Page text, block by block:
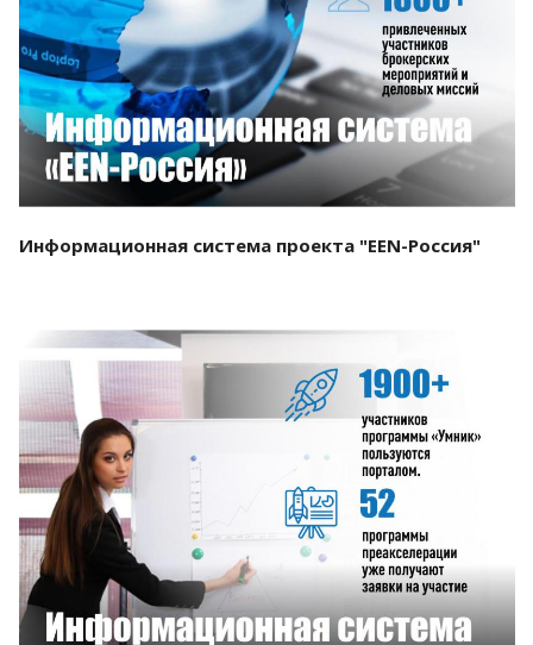
Смотреть проект
Информационная система проекта "EEN-Россия"
Смотреть проект